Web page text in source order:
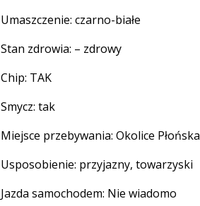
Umaszczenie: czarno-białe
Stan zdrowia: – zdrowy
Chip: TAK
Smycz: tak
Miejsce przebywania: Okolice Płońska
Usposobienie: przyjazny, towarzyski
Jazda samochodem: Nie wiadomo